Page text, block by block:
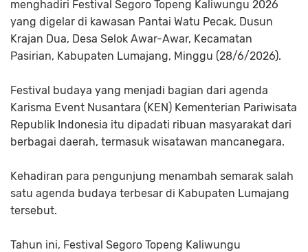
menghadiri Festival Segoro Topeng Kaliwungu 2026
yang digelar di kawasan Pantai Watu Pecak, Dusun
Krajan Dua, Desa Selok Awar-Awar, Kecamatan
Pasirian, Kabupaten Lumajang, Minggu (28/6/2026).
Festival budaya yang menjadi bagian dari agenda
Karisma Event Nusantara (KEN) Kementerian Pariwisata
Republik Indonesia itu dipadati ribuan masyarakat dari
berbagai daerah, termasuk wisatawan mancanegara.
Kehadiran para pengunjung menambah semarak salah
satu agenda budaya terbesar di Kabupaten Lumajang
tersebut.
Tahun ini, Festival Segoro Topeng Kaliwungu